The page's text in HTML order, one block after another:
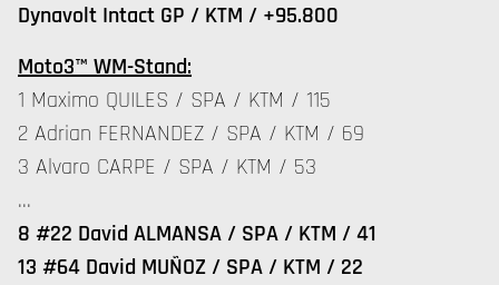
Dynavolt Intact GP / KTM / +95.800
Moto3™ WM-Stand:
1 Maximo QUILES / SPA / KTM / 115
2 Adrian FERNANDEZ / SPA / KTM / 69
3 Alvaro CARPE / SPA / KTM / 53
…
8 #22 David ALMANSA / SPA / KTM / 41
13 #64 David MUÑOZ / SPA / KTM / 22